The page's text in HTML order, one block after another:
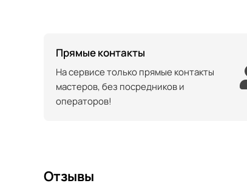
Прямые контакты
На сервисе только прямые контакты
мастеров, без посредников и
операторов!
Отзывы